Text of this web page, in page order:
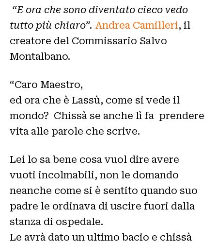
“E ora che sono diventato cieco vedo
tutto più chiaro”. Andrea Camilleri, il
creatore del Commissario Salvo
Montalbano.
“Caro Maestro,
ed ora che è Lassù, come si vede il
mondo? Chissà se anche lì fa prendere
vita alle parole che scrive.
Lei lo sa bene cosa vuol dire avere
vuoti incolmabili, non le domando
neanche come si è sentito quando suo
padre le ordinava di uscire fuori dalla
stanza di ospedale.
Le avrà dato un ultimo bacio e chissà